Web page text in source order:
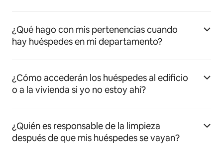
¿Qué hago con mis pertenencias cuando
hay huéspedes en mi departamento?
¿Cómo accederán los huéspedes al edificio
o a la vivienda si yo no estoy ahí?
¿Quién es responsable de la limpieza
después de que mis huéspedes se vayan?